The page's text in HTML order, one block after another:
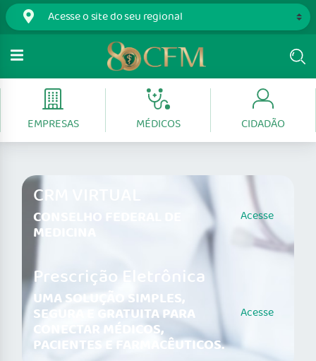
EMPRESAS MÉDICOS CIDADÃO
CRM VIRTUAL
CONSELHO FEDERAL DE
MEDICINA
Acesse
Prescrição Eletrônica
UMA SOLUÇÃO SIMPLES,
SEGURA E GRATUITA PARA
CONECTAR MÉDICOS,
PACIENTES E FARMACÊUTICOS.
Acesse